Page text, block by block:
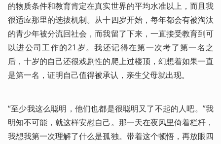
的物质条件和教育肯定在真实世界的平均水准以上，而且我
很适应那里的选拔机制。从十四岁开始，每年都会有被淘汰
的青少年被分流回社会，而我留了下来，一直接受教育到可
以进公司工作的21岁。我还记得在第一次考了第一名之
后，十岁的自己还很戏剧性的爬上过楼顶，幻想着如果一直
是第一名，证明自己值得被承认，亲生父母就出现。
“至少我这么聪明，他们也都是很聪明又了不起的人吧。”我
明知不可能，就这样安慰自己。那一天在夜风里倚着栏杆，
我想我第一次理解了什么是孤独。带着这个顿悟，再放眼四